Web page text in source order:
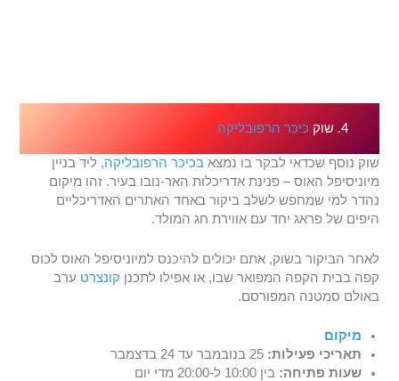
4. שוק כיכר הרפובליקה
שוק נוסף שכדאי לבקר בו נמצאבכיכר הרפובליקה, ליד בניין
מיוניסיפל האוס – פנינת אדריכלות האר-נובו בעיר. זהו מיקום
נהדר למי שמחפש לשלב ביקור באחד האתרים האדריכליים
היפים של פראג יחד עם אווירת חג המולד.
לאחר הביקור בשוק, אתם יכולים להיכנס למיוניסיפל האוס לכוס
קפה בבית הקפה המפואר שבו, או אפילו לתכנן קונצרט ערב
באולם סמטנה המפורסם.
מיקום
תאריכי פעילות: 25 בנובמבר עד 24 בדצמבר
שעות פתיחה: בין 10:00 ל-20:00 מדי יום